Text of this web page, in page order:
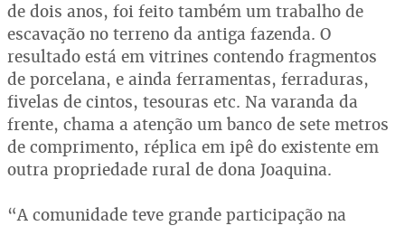
de dois anos, foi feito também um trabalho de
escavação no terreno da antiga fazenda. O
resultado está em vitrines contendo fragmentos
de porcelana, e ainda ferramentas, ferraduras,
fivelas de cintos, tesouras etc. Na varanda da
frente, chama a atenção um banco de sete metros
de comprimento, réplica em ipê do existente em
outra propriedade rural de dona Joaquina.
“A comunidade teve grande participação na